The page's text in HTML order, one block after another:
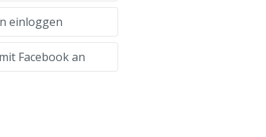
einloggen
Facebook an